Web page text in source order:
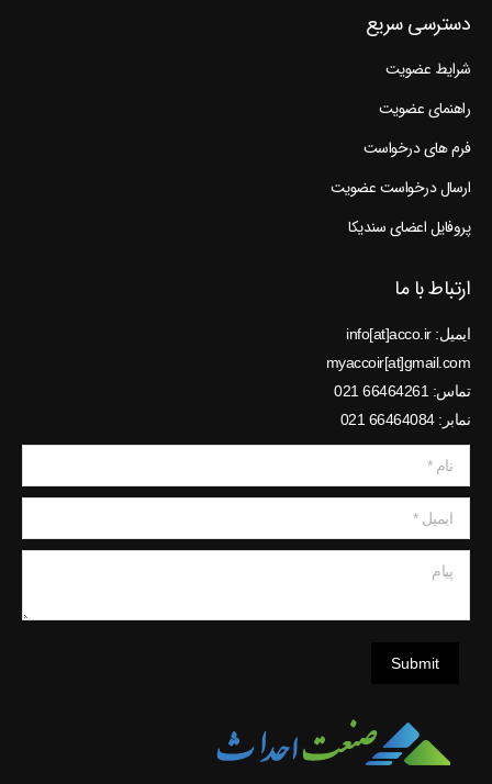
دسترسی سریع
شرایط عضویت
راهنمای عضویت
فرم های درخواست
ارسال درخواست عضویت
پروفایل اعضای سندیکا
ارتباط با ما
ایمیل: info[at]acco.ir
myaccoir[at]gmail.com
تماس: 66464261 021
نمابر: 66464084 021
نام *
ایمیل *
Submit